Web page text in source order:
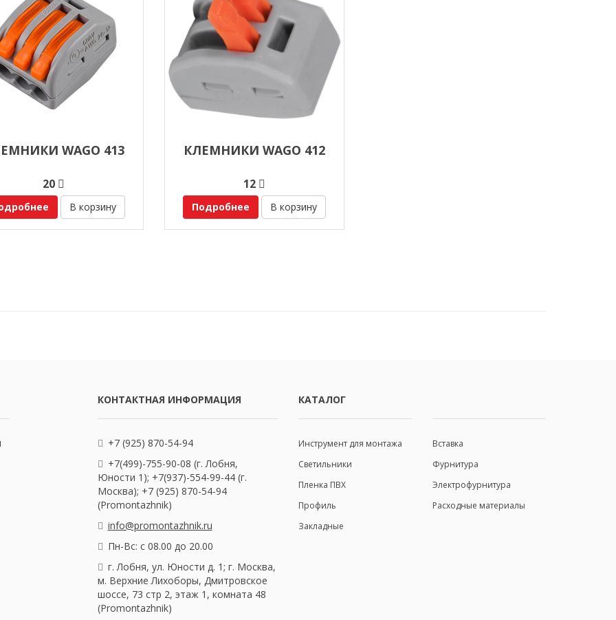
WAGO 413
20
В корзину
КЛЕМНИКИ WAGO 412
12
Подробнее В корзину
КОНТАКТНАЯ ИНФОРМАЦИЯ
+7 (925) 870-54-94
+7(499)-755-90-08 (г. Лобня,
Юности 1); +7(937)-554-99-44 (г.
Москва); +7 (925) 870-54-94
(Promontazhnik)
info@promontazhnik.ru
Пн-Вс: с 08.00 до 20.00
г. Лобня, ул. Юности д. 1; г. Москва,
м. Верхние Лихоборы, Дмитровское
шоссе, 73 стр 2, этаж 1, комната 48
(Promontazhnik)
КАТАЛОГ
Инструмент для монтажа
Светильники
Пленка ПВХ
Профиль
Закладные
Вставка
Фурнитура
Электрофурнитура
Расходные материалы